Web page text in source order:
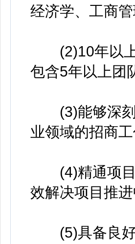
经济学、工商
(2)10年以上
包含5年以上团
(3)能够深刻
业领域的招商工
(4)精通项目
效解决项目推
(5)具备良好